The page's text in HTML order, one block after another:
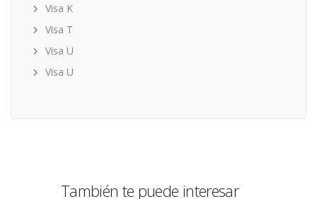
Visa K
Visa T
Visa U
Visa U
También te puede interesar